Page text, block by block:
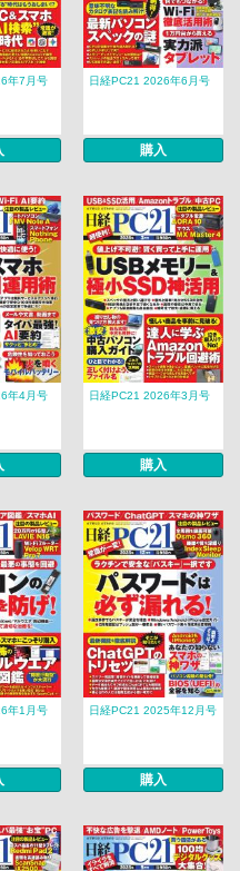
年7月号 日経PC21 2026年6月号
購入
年4月号 日経PC21 2026年3月号
購入
年1月号 日経PC21 2025年12月号
購入